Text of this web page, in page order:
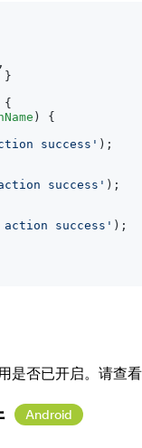
,
}
{
)
{
success' ) ;
success' ) ;
success' ) ;
是否已开启。请查看
Android